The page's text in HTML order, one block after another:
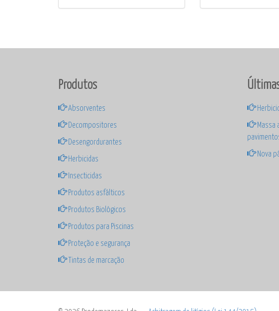
Produtos
Absorventes
Decompositores
Desengordurantes
Herbicidas
Insecticidas
Produtos asfálticos
Produtos Biológicos
Produtos para Piscinas
Proteção e segurança
Tintas de marcação
Massa
Nova